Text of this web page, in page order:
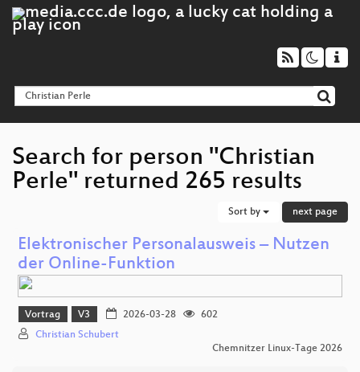
Search for person "Christian
Perle" returned 265 results
Sort by next page
Elektronischer Personalausweis – Nutzen
der Online‑Funktion
Vortrag V3 2026-03-28
602
Christian Schubert
Chemnitzer Linux-Tage 2026